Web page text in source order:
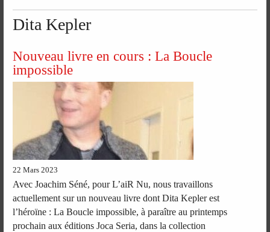
Dita Kepler
Nouveau livre en cours : La Boucle
impossible
22 Mars 2023
Avec Joachim Séné, pour L’aiR Nu, nous travaillons
actuellement sur un nouveau livre dont Dita Kepler est
l’héroïne : La Boucle impossible, à paraître au printemps
prochain aux éditions Joca Seria, dans la collection